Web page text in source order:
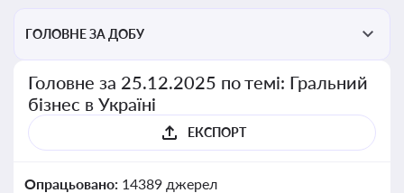
ГОЛОВНЕ ЗА ДОБУ
Головне за 25.12.2025 по темі: Гральний
бізнес в Україні
ЕКСПОРТ
Опрацьовано: 14389 джерел